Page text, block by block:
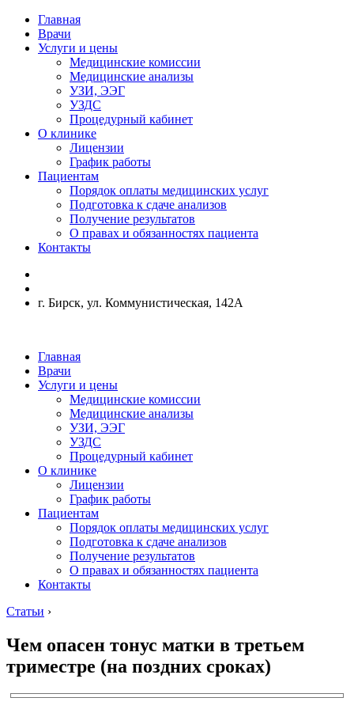
Главная
Врачи
Услуги и цены
Медицинские комиссии
Медицинские анализы
УЗИ, ЭЭГ
УЗДС
Процедурный кабинет
О клинике
Лицензии
График работы
Пациентам
Порядок оплаты медицинских услуг
Подготовка к сдаче анализов
Получение результатов
О правах и обязанностях пациента
Контакты
г. Бирск, ул. Коммунистическая, 142А
Главная
Врачи
Услуги и цены
Медицинские комиссии
Медицинские анализы
УЗИ, ЭЭГ
УЗДС
Процедурный кабинет
О клинике
Лицензии
График работы
Пациентам
Порядок оплаты медицинских услуг
Подготовка к сдаче анализов
Получение результатов
О правах и обязанностях пациента
Контакты
Статьи ›
Чем опасен тонус матки в третьем
триместре (на поздних сроках)